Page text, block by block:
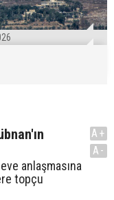
anlaşmasına
topçu
A+
A-